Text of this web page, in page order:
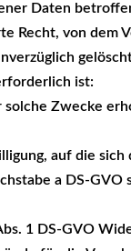
Daten
Recht, von dem
ist:
Zwecke
auf die sich
a DS-
1 DS-GVO